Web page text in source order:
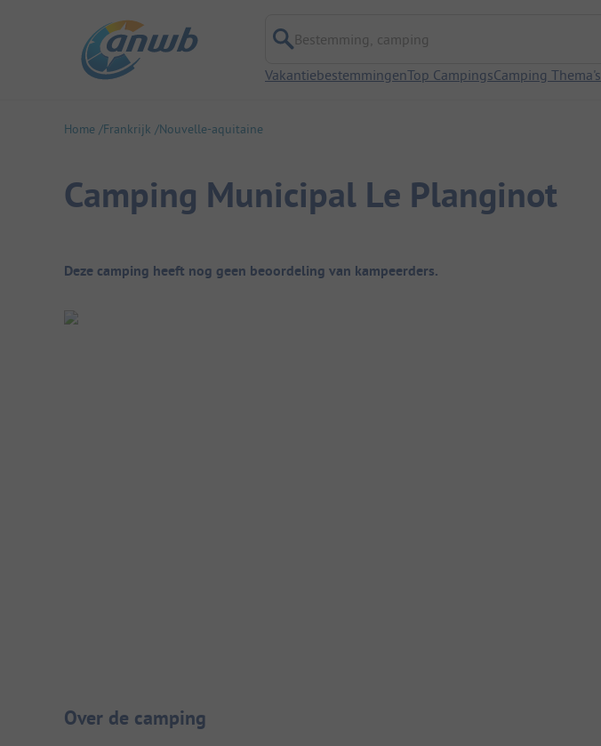
Bestemming, camping
VakantiebestemmingenTop CampingsCamping Thema's
Home Frankrijk Nouvelle-aquitaine
Camping Municipal Le Planginot
Camping overzicht
Deze camping heeft nog geen beoordeling van kampeerders.
Camping introductie
Over de camping